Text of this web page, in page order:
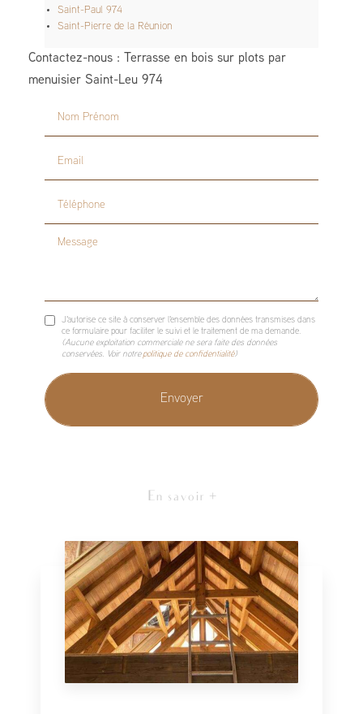
Saint-Paul 974
Saint-Pierre de la Réunion
Contactez-nous : Terrasse en bois sur plots par
menuisier Saint-Leu 974
Nom Prénom
Email
Téléphone
Message
J'autorise ce site à conserver l'ensemble des données transmises dans
ce formulaire pour faciliter le suivi et le traitement de ma demande.
(Aucune exploitation commerciale ne sera faite des données
conservées. Voir notre politique de confidentialité)
En savoir +